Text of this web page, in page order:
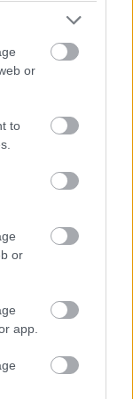
or
to
or
app.
csapatok várták,
és
mellé, és
de nincs